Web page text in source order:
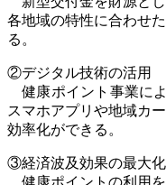
各地域の特性に合わせ
る。
②デジタル技術の活用
健康ポイント事業に
スマホアプリや地域カ
効率化ができる。
③経済波及効果の最大化
健康ポイントの利用